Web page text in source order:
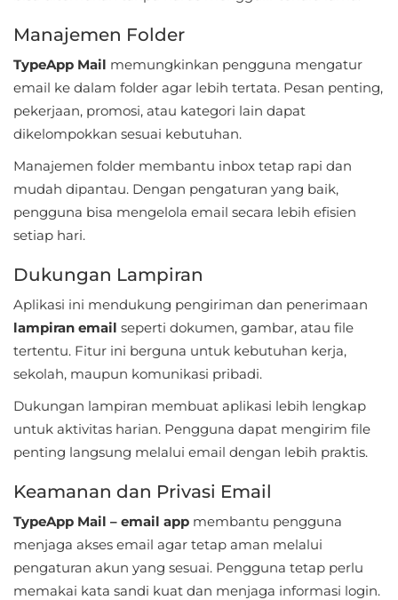
Music
&
Audio
Magazines
Parenting
Personalisasi
Personalization
Photography
Productivity
Shopping
Social
Sport
Sports
Manajemen Folder
TypeApp Mail memungkinkan pengguna mengatur
email ke dalam folder agar lebih tertata. Pesan penting,
pekerjaan, promosi, atau kategori lain dapat
dikelompokkan sesuai kebutuhan.
Manajemen folder membantu inbox tetap rapi dan
mudah dipantau. Dengan pengaturan yang baik,
pengguna bisa mengelola email secara lebih efisien
setiap hari.
Dukungan Lampiran
Aplikasi ini mendukung pengiriman dan penerimaan
lampiran email seperti dokumen, gambar, atau file
tertentu. Fitur ini berguna untuk kebutuhan kerja,
sekolah, maupun komunikasi pribadi.
Dukungan lampiran membuat aplikasi lebih lengkap
untuk aktivitas harian. Pengguna dapat mengirim file
penting langsung melalui email dengan lebih praktis.
Keamanan dan Privasi Email
TypeApp Mail – email app membantu pengguna
menjaga akses email agar tetap aman melalui
pengaturan akun yang sesuai. Pengguna tetap perlu
memakai kata sandi kuat dan menjaga informasi login.